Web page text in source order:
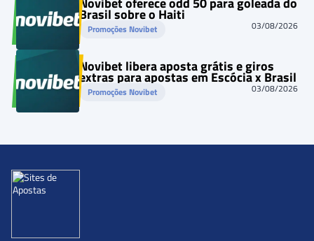
Brasil sobre o Haiti
Promoções Novibet 03/08/2026
Novibet libera aposta grátis e giros
extras para apostas em Escócia x Brasil
Promoções Novibet 03/08/2026